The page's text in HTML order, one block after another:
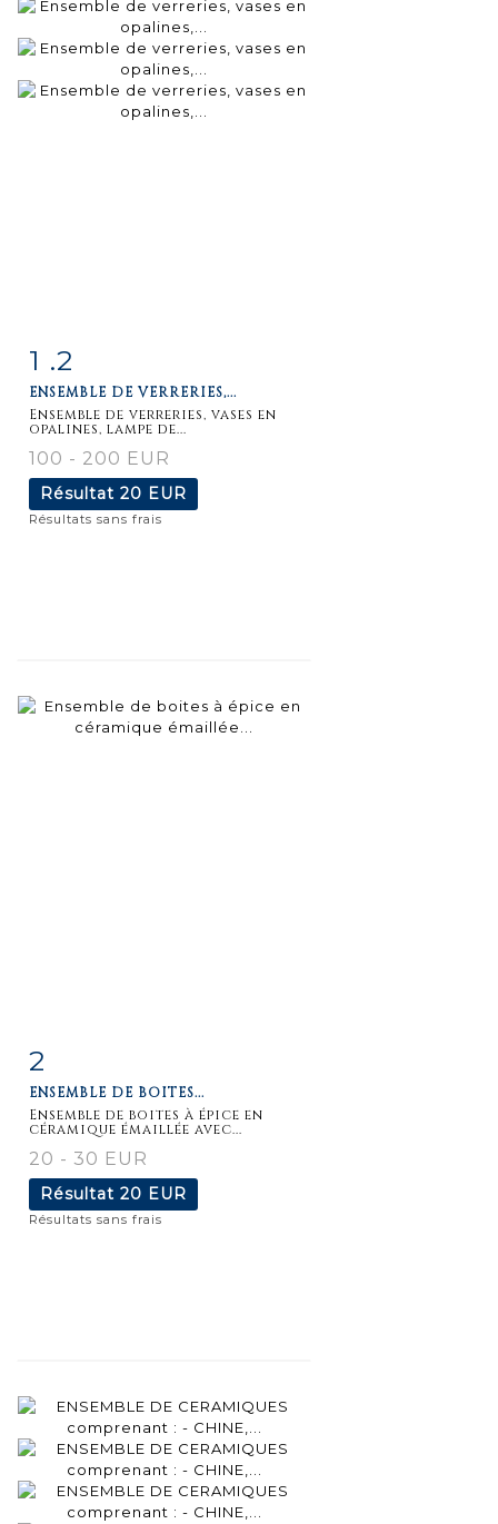
1 .2
ENSEMBLE DE VERRERIES,...
Ensemble de verreries, vases en
opalines, lampe de...
100 - 200 EUR
Résultat 20 EUR
Résultats sans frais
2
ENSEMBLE DE BOITES...
Ensemble de boites à épice en
céramique émaillée avec...
20 - 30 EUR
Résultat 20 EUR
Résultats sans frais